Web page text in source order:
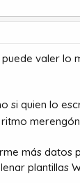
valer lo
si quien lo
merengón.
más datos
plantillas